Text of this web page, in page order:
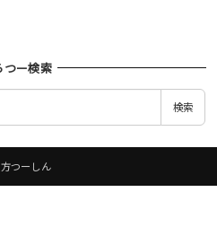
つー検索
検索
つーしん